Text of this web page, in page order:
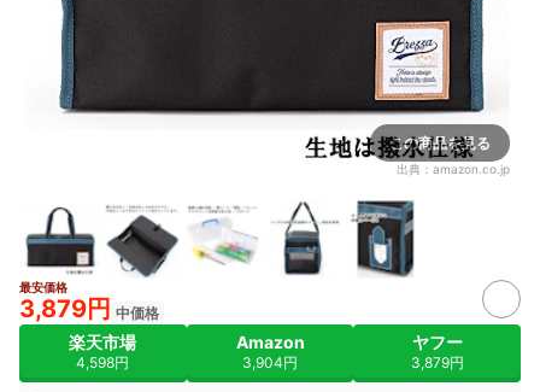
この商品を見る
出典： amazon.co.jp
最安価格
3,879円 中価格
楽天市場
4,598円
Amazon
3,904円
ヤフー
3,879円